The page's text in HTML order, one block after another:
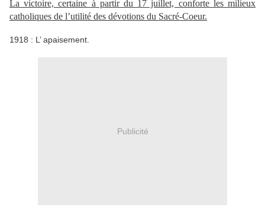
La victoire, certaine à partir du 17 juillet, conforte les milieux
catholiques de l’utilité des dévotions du Sacré-Coeur.
1918 : L’ apaisement.
Publicité